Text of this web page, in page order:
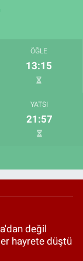
ÖĞLE
13:15
YATSI
21:57
değil
hayrete düştü